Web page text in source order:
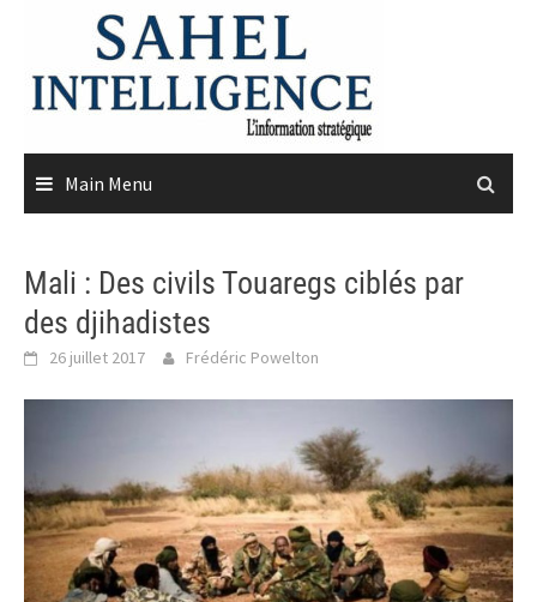
content
Main Menu
Mali : Des civils Touaregs ciblés par
des djihadistes
26 juillet 2017 Frédéric Powelton